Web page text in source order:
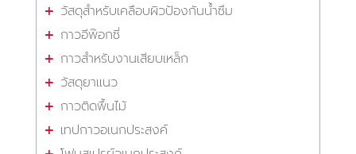
วัสดุสำหรับเคลือบผิวป้องกันน้ำซึม
กาวอีพ๊อกซี่
กาวสำหรับงานเสียบเหล็ก
วัสดุยาแนว
กาวติดพื้นไม้
เทปกาวอเนกประสงค์